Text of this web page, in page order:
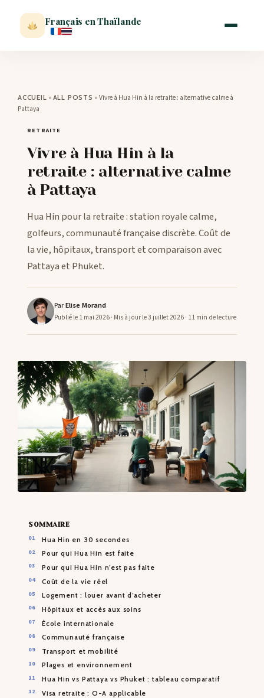
Français en Thaïlande
VISITER
MÉTÉO
BLOG
CONTACTS
ACCUEIL » ALL POSTS »Vivre à Hua Hin à la retraite : alternative calme à
Pattaya
RETRAITE
Vivre à Hua Hin à la
retraite : alternative calme
à Pattaya
Hua Hin pour la retraite : station royale calme,
golfeurs, communauté française discrète. Coût de
la vie, hôpitaux, transport et comparaison avec
Pattaya et Phuket.
ParElise Morand
Publié le 1 mai 2026· Mis à jour le 3 juillet 2026· 11 min de lecture
SOMMAIRE
Hua Hin en 30 secondes
Pour qui Hua Hin est faite
Pour qui Hua Hin n’est pas faite
Coût de la vie réel
Logement : louer avant d’acheter
Hôpitaux et accès aux soins
École internationale
Communauté française
Transport et mobilité
Plages et environnement
Hua Hin vs Pattaya vs Phuket : tableau comparatif
Visa retraite : O-A applicable